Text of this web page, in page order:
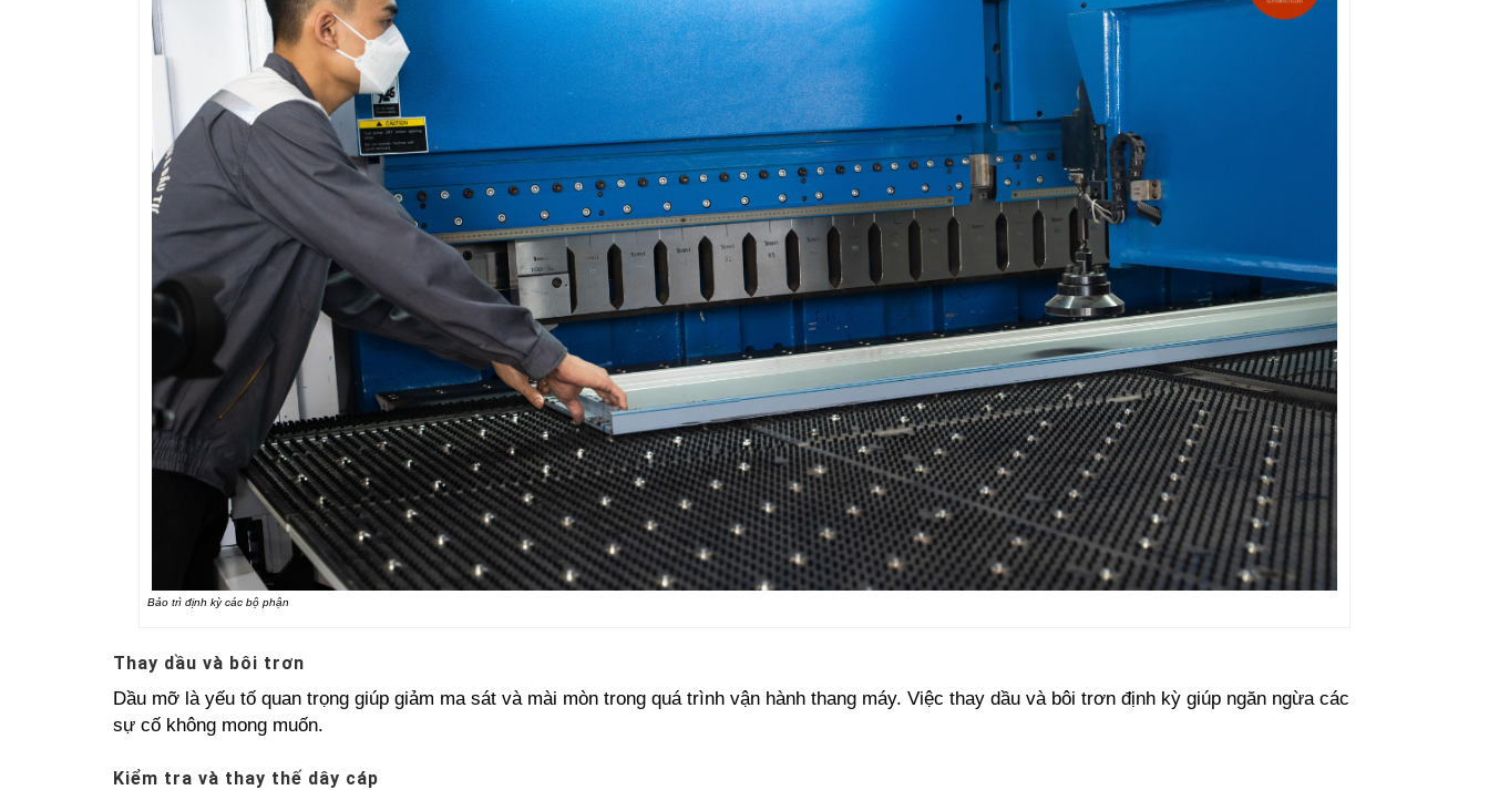
Bảo trì định kỳ các bộ phận
Thay dầu và bôi trơn
Dầu mỡ là yếu tố quan trọng giúp giảm ma sát và mài mòn trong quá trình vận hành thang máy. Việc thay dầu và bôi trơn định kỳ giúp ngăn ngừa các
sự cố không mong muốn.
Kiểm tra và thay thế dây cáp